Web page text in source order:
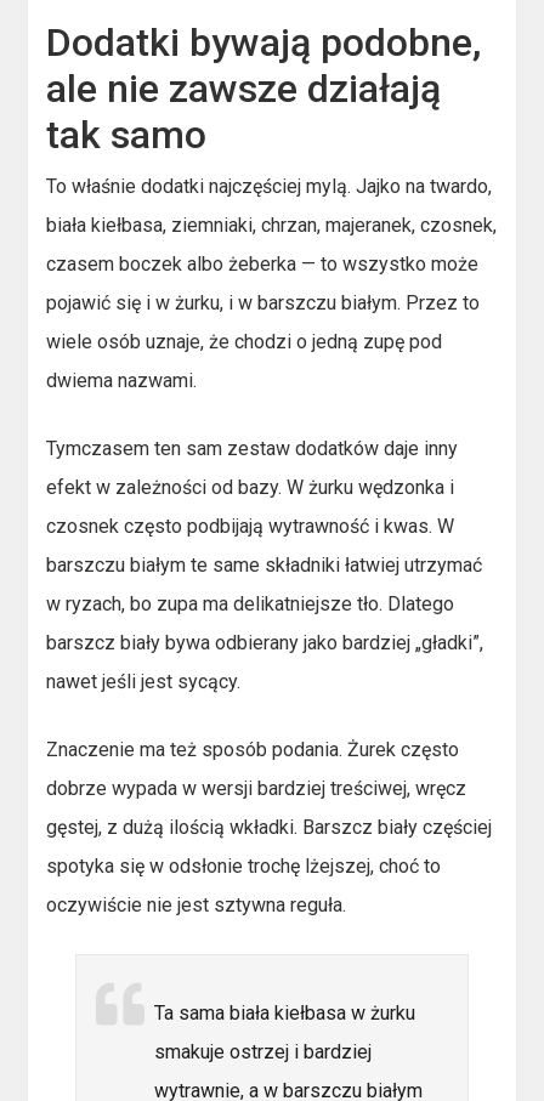
Dodatki bywają podobne,
ale nie zawsze działają
tak samo
To właśnie dodatki najczęściej mylą. Jajko na twardo,
biała kiełbasa, ziemniaki, chrzan, majeranek, czosnek,
czasem boczek albo żeberka — to wszystko może
pojawić się i w żurku, i w barszczu białym. Przez to
wiele osób uznaje, że chodzi o jedną zupę pod
dwiema nazwami.
Tymczasem ten sam zestaw dodatków daje inny
efekt w zależności od bazy. W żurku wędzonka i
czosnek często podbijają wytrawność i kwas. W
barszczu białym te same składniki łatwiej utrzymać
w ryzach, bo zupa ma delikatniejsze tło. Dlatego
barszcz biały bywa odbierany jako bardziej „gładki”,
nawet jeśli jest sycący.
Znaczenie ma też sposób podania. Żurek często
dobrze wypada w wersji bardziej treściwej, wręcz
gęstej, z dużą ilością wkładki. Barszcz biały częściej
spotyka się w odsłonie trochę lżejszej, choć to
oczywiście nie jest sztywna reguła.
Ta sama biała kiełbasa w żurku
smakuje ostrzej i bardziej
wytrawnie, a w barszczu białym